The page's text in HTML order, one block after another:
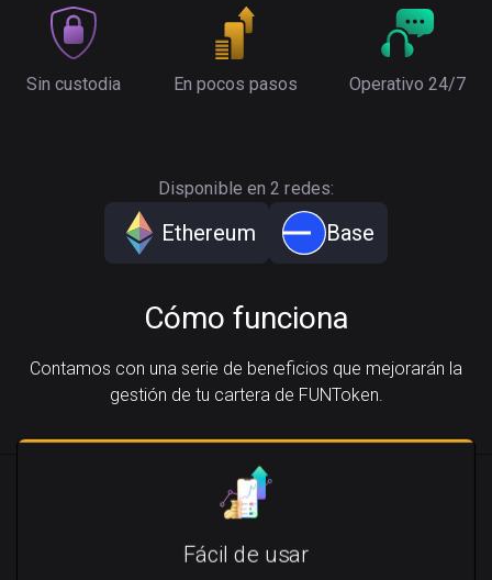
Sin custodia En pocos pasos Operativo 24/7
Disponible en 2 redes:
Ethereum Base
Cómo funciona
Contamos con una serie de beneficios que mejorarán la
gestión de tu cartera de FUNToken.
Fácil de usar